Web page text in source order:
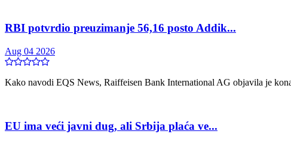
RBI potvrdio preuzimanje 56,16 posto Addik...
Aug 04 2026
Kako navodi EQS News, Raiffeisen Bank International AG objavila je
EU ima veći javni dug, ali Srbija plaća ve...